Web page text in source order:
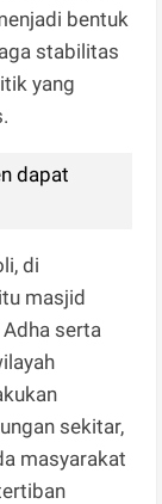
bentuk
stabilitas
yang
dapat
di
masjid
serta
sekitar,
masyarakat